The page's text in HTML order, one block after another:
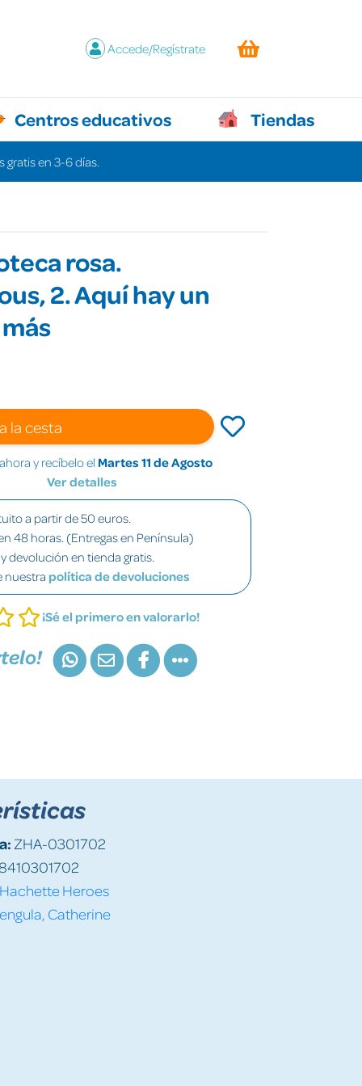
Accede/Regístrate
Centros educativos Tiendas
gratis en 3-6 días.
rosa.
2. Aquí hay un
la cesta
y recíbelo el Martes 11 de Agosto
Ver detalles
a partir de 50 euros.
48 horas. (Entregas en Península)
devolución en tienda gratis.
nuestra política de devoluciones
¡Sé el primero en valorarlo!
ZHA-0301702
Hachette Heroes
Catherine